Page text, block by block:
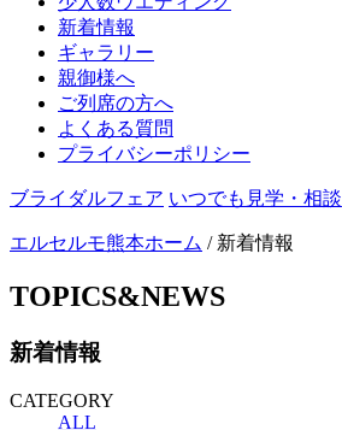
新着情報
ギャラリー
親御様へ
ご列席の方へ
よくある質問
プライバシーポリシー
ブライダルフェア いつでも見学・相談
エルセルモ熊本ホーム / 新着情報
TOPICS&NEWS
新着情報
CATEGORY
ALL